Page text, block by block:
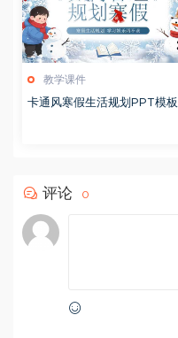
教学课件
卡通风寒假生活规划PPT模
评论 0